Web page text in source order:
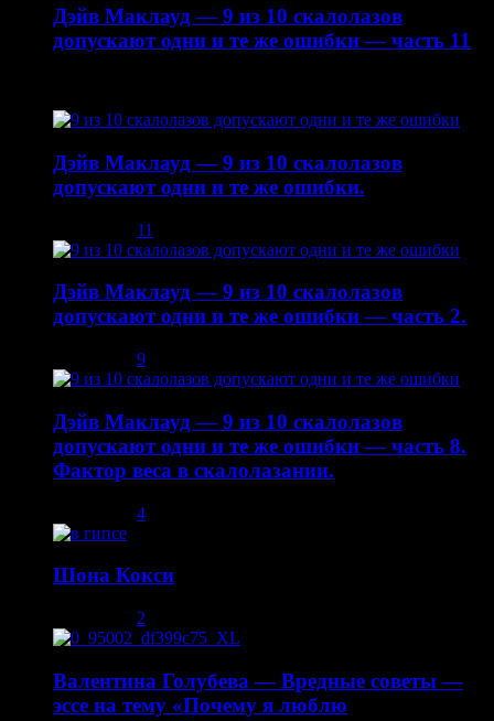
Дэйв Маклауд — 9 из 10 скалолазов
допускают одни и те же ошибки — часть 11
Дэйв Маклауд — 9 из 10 скалолазов
допускают одни и те же ошибки.
11
Дэйв Маклауд — 9 из 10 скалолазов
допускают одни и те же ошибки — часть 2.
9
Дэйв Маклауд — 9 из 10 скалолазов
допускают одни и те же ошибки — часть 8.
Фактор веса в скалолазании.
4
Шона Кокси
2
Валентина Голубева — Вредные советы —
эссе на тему «Почему я люблю